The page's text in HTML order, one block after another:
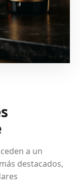
a un
destacados,